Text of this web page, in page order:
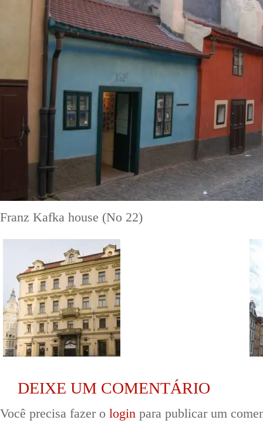
Franz Kafka house (No 22)
DEIXE UM COMENTÁRIO
Você precisa fazer o login para publicar um